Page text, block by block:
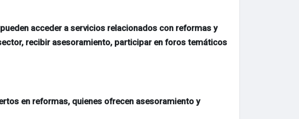
acceder a servicios relacionados con reformas y
recibir asesoramiento, participar en foros temáticos
en reformas, quienes ofrecen asesoramiento y